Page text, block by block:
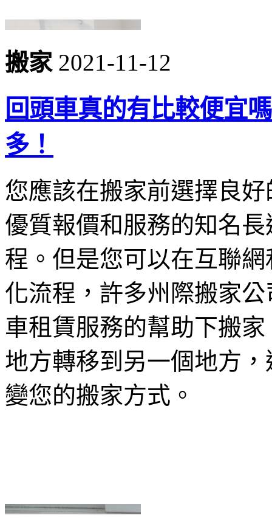
搬家2021-11-12
回頭車真的有比較便宜
多！
您應該在搬家前選擇良
優質報價和服務的知名
程。但是您可以在互聯
化流程，許多州際搬家
車租賃服務的幫助下搬
地方轉移到另一個地方
變您的搬家方式。